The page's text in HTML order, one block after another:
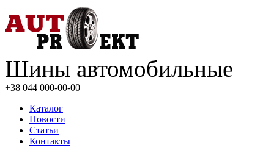
Шины автомобильные
+38 044 000-00-00
Каталог
Новости
Статьи
Контакты